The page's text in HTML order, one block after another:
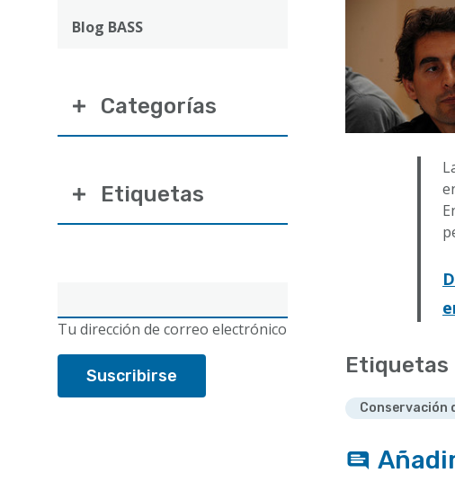
Blog BASS
electrónico
Tu dirección de correo electrónico
Categorías
Etiquetas
Etiquetas
Conservación